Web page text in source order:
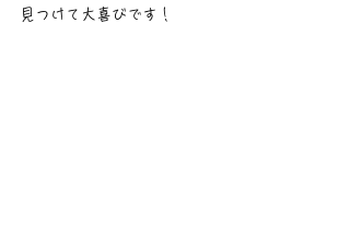
見つけて大喜びです！